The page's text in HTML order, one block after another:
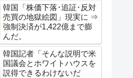
韓国「株価下落･追証･反対
売買の地獄絵図」現実に ⇒
強制決済が1,422億まで膨
んだ。
韓国記者「そんな説明で米
国議会とホワイトハウスを
説得できるわけないだ